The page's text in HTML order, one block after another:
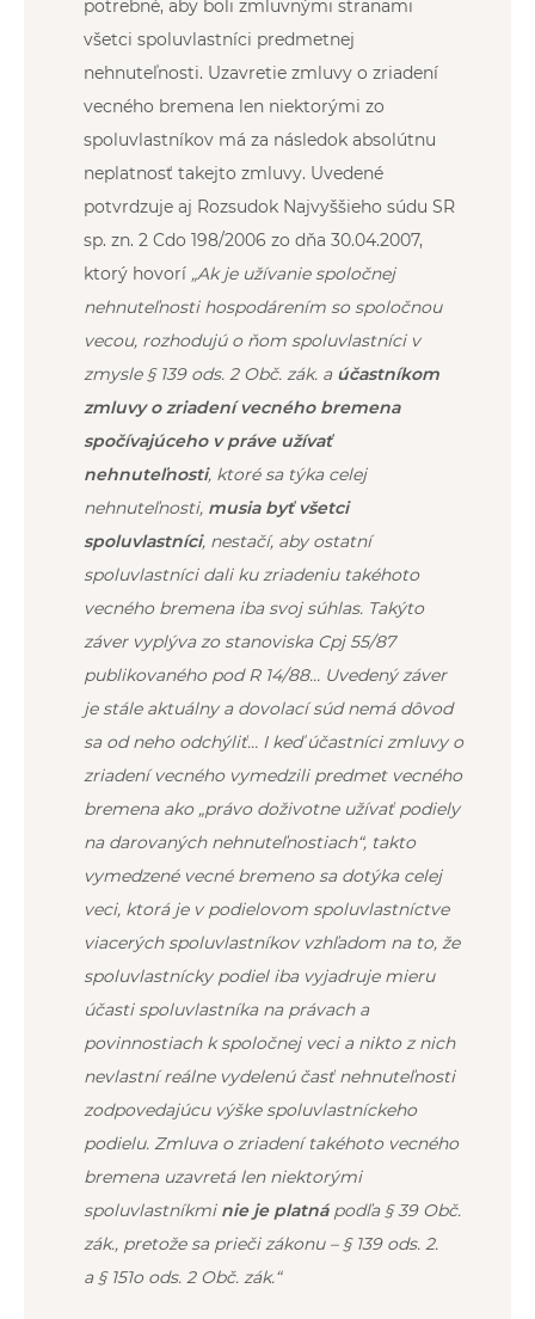
potrebné, aby boli zmluvnými stranami
všetci spoluvlastníci predmetnej
nehnuteľnosti. Uzavretie zmluvy o zriadení
vecného bremena len niektorými zo
spoluvlastníkov má za následok absolútnu
neplatnosť takejto zmluvy. Uvedené
potvrdzuje aj Rozsudok Najvyššieho súdu SR
sp. zn. 2 Cdo 198/2006 zo dňa 30.04.2007,
ktorý hovorí „Ak je užívanie spoločnej
nehnuteľnosti hospodárením so spoločnou
vecou, rozhodujú o ňom spoluvlastníci v
zmysle § 139 ods. 2 Obč. zák. a účastníkom
zmluvy o zriadení vecného bremena
spočívajúceho v práve užívať
nehnuteľnosti, ktoré sa týka celej
nehnuteľnosti, musia byť všetci
spoluvlastníci, nestačí, aby ostatní
spoluvlastníci dali ku zriadeniu takéhoto
vecného bremena iba svoj súhlas. Takýto
záver vyplýva zo stanoviska Cpj 55/87
publikovaného pod R 14/88… Uvedený záver
je stále aktuálny a dovolací súd nemá dôvod
sa od neho odchýliť… I keď účastníci zmluvy o
zriadení vecného vymedzili predmet vecného
bremena ako „právo doživotne užívať podiely
na darovaných nehnuteľnostiach“, takto
vymedzené vecné bremeno sa dotýka celej
veci, ktorá je v podielovom spoluvlastníctve
viacerých spoluvlastníkov vzhľadom na to, že
spoluvlastnícky podiel iba vyjadruje mieru
účasti spoluvlastníka na právach a
povinnostiach k spoločnej veci a nikto z nich
nevlastní reálne vydelenú časť nehnuteľnosti
zodpovedajúcu výške spoluvlastníckeho
podielu. Zmluva o zriadení takéhoto vecného
bremena uzavretá len niektorými
spoluvlastníkmi nie je platnápodľa § 39 Obč.
zák., pretože sa prieči zákonu – § 139 ods. 2.
a § 151o ods. 2 Obč. zák.“